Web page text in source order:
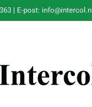
| E-post: info@intercol.nl